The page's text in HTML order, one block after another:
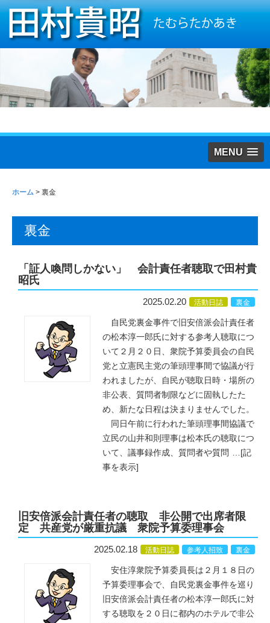
MENU
ホーム > 裏金
裏金
「証人喚問しかない」 会計責任者聴取で田村貴
昭氏
2025.02.20 活動日誌 裏金
自民党裏金事件で旧安倍派会計責任者
の松本淳一郎氏に対する参考人聴取につ
いて２月２０日、衆院予算委員会の自民
党と立憲民主党の筆頭理事間で協議が行
われましたが、自民が聴取日時・場所の
非公表、質問者制限などに固執したた
め、新たな日程は決まりませんでした。
同日午前に行われた筆頭理事間協議で
立民の山井和則理事は松本氏の聴取につ
いて、議事録作成、質問者や質問 … [記
事を表示]
旧安倍派会計責任者の聴取 非公開で出席者限
定 共産党が厳重抗議 衆院予算委理事会
2025.02.18 活動日誌 参考人招致 裏金
安住淳衆院予算委員長は２月１８日の
予算委理事会で、自民党裏金事件を巡り
旧安倍派会計責任者の松本淳一郎氏に対
する聴取を２０日に都内のホテルで非公